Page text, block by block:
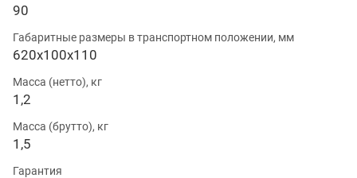
90
Габаритные размеры в транспортном положении, мм
620х100х110
Масса (нетто), кг
1,2
Масса (брутто), кг
1,5
Гарантия